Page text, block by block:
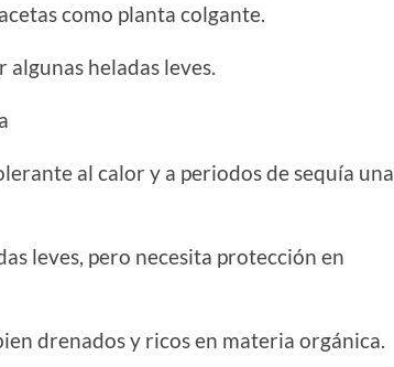
como planta colgante.
heladas leves.
al calor y a periodos de sequía una
leves, pero necesita protección en
drenados y ricos en materia orgánica.